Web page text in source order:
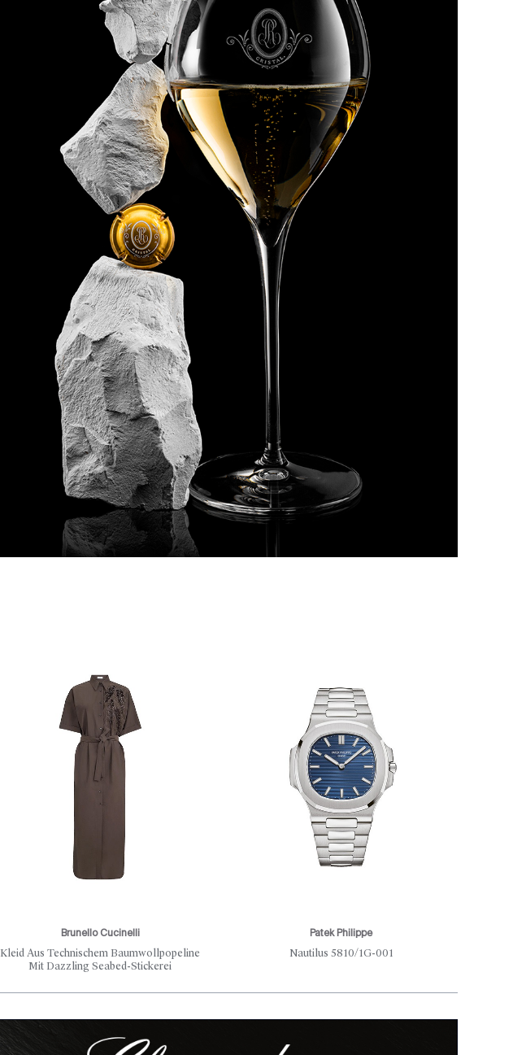
Brunello Cucinelli
Kleid Aus Technischem Baumwollpopeline
Mit Dazzling Seabed-Stickerei
Patek Philippe
Nautilus 5810/1G-001